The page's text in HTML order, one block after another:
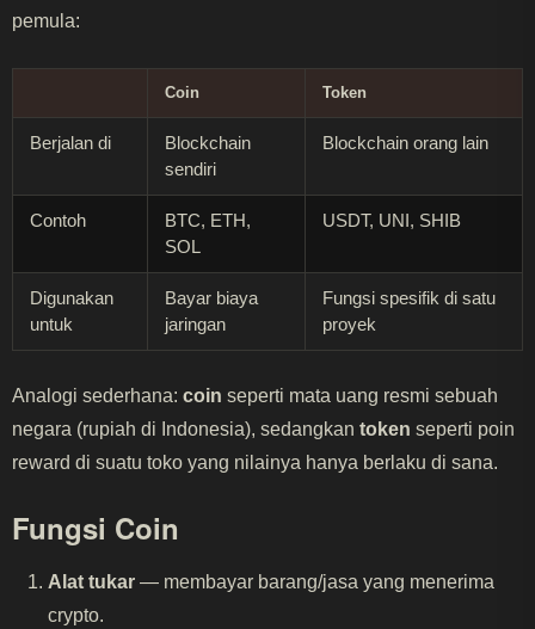
pemula:
Coin Token
Berjalan di
Blockchain
sendiri
Blockchain orang lain
Contoh
BTC, ETH,
SOL
USDT, UNI, SHIB
Digunakan
untuk
Bayar biaya
jaringan
Fungsi spesifik di satu
proyek
Analogi sederhana: coin seperti mata uang resmi sebuah
negara (rupiah di Indonesia), sedangkan token seperti poin
reward di suatu toko yang nilainya hanya berlaku di sana.
Fungsi Coin
Alat tukar — membayar barang/jasa yang menerima
crypto.